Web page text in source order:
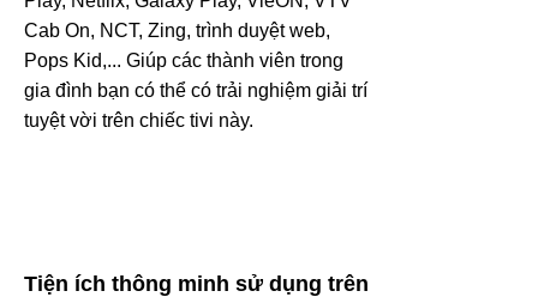
Cab On, NCT, Zing, trình duyệt web,
Pops Kid,... Giúp các thành viên trong
gia đình bạn có thể có trải nghiệm giải trí
tuyệt vời trên chiếc tivi này.
Tiện ích thông minh sử dụng trên